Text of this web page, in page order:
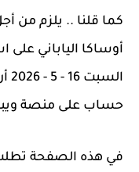
أوساكا الياباني على
حساب على منصة
في هذه الصفحة